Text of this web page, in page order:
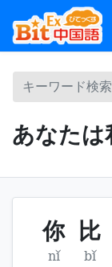
あなたは
你 比
nǐ bǐ